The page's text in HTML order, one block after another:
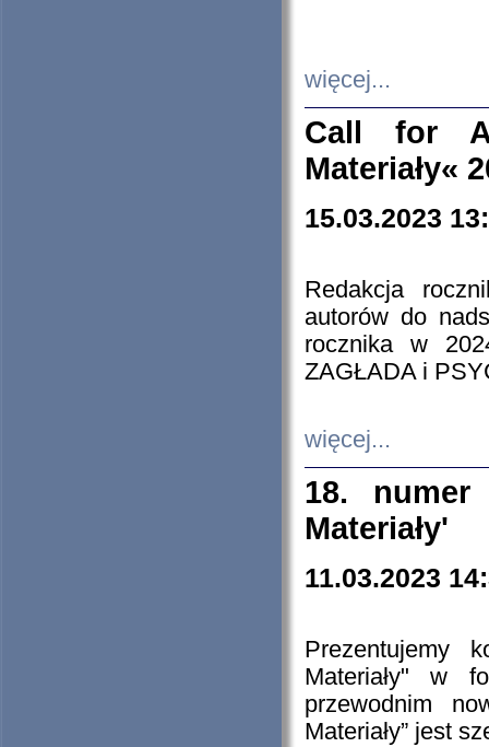
więcej...
Call for
Materiały«
15.03.2023
Redakcja
autorów do
rocznika w
ZAGŁADA i
więcej...
18. numer
Materiały'
11.03.2023
Prezentujemy
Materiały" w
przewodnim
Materiały” jest